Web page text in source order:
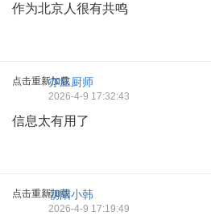
作为北京人很有共鸣
点击重新加载亦庄厨师
2026-4-9 17:32:43
信息太有用了
点击重新加载朝阳小韩
2026-4-9 17:19:49